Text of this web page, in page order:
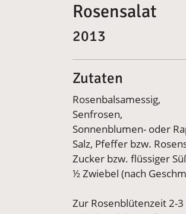
Rosensalat
2013
Zutaten
Rosenbalsamessig,
Senfrosen,
Sonnenblumen- oder
Salz, Pfeffer bzw.
Zucker bzw. flüssiger
½ Zwiebel (nach
Zur Rosenblütenzeit 2-